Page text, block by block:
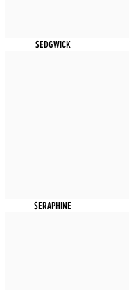
SEDGWICK
SERAPHINE